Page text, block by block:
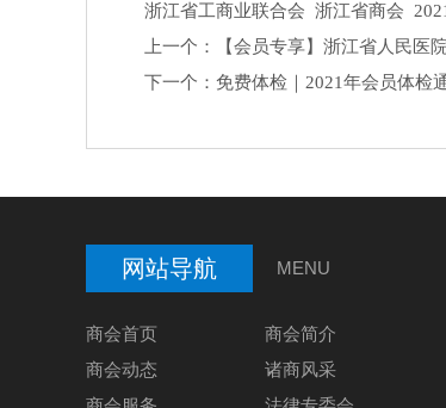
浙江省工商业联合会 浙江省商会
上一个：
【会员专享】浙江省人民医
下一个： 免费体检｜2021年会员体检
网站导航 MENU
商会首页
商会简介
商会动态
诸商风采